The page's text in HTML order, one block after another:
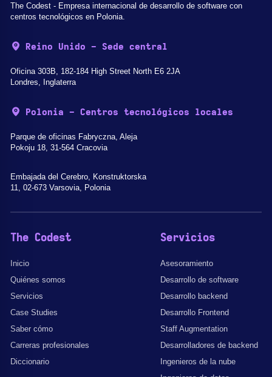
The Codest - Empresa internacional de desarrollo de software con
centros tecnológicos en Polonia.
Reino Unido - Sede central
Oficina 303B, 182-184 High Street North E6 2JA
Londres, Inglaterra
Polonia - Centros tecnológicos locales
Parque de oficinas Fabryczna, Aleja
Pokoju 18, 31-564 Cracovia
Embajada del Cerebro, Konstruktorska
11, 02-673 Varsovia, Polonia
The Codest
Inicio
Quiénes somos
Servicios
Case Studies
Saber cómo
Carreras profesionales
Diccionario
Servicios
Asesoramiento
Desarrollo de software
Desarrollo backend
Desarrollo Frontend
Staff Augmentation
Desarrolladores de backend
Ingenieros de la nube